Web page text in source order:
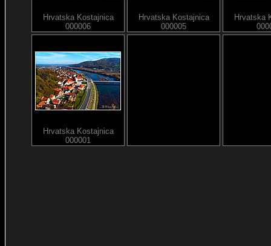
Hrvatska Kostajnica
000006
Hrvatska Kostajnica
000005
Hrvatska
Hrvatska Kostajnica
000001